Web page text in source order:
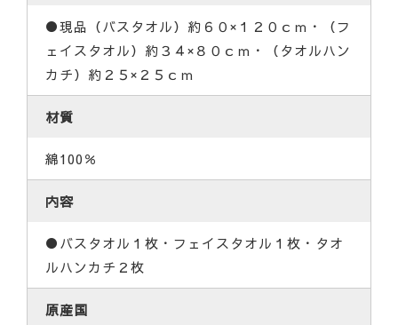
●現品（バスタオル）約６０×１２０ｃｍ・（フ
ェイスタオル）約３４×８０ｃｍ・（タオルハン
カチ）約２５×２５ｃｍ
材質
綿100％
内容
●バスタオル１枚・フェイスタオル１枚・タオ
ルハンカチ２枚
原産国